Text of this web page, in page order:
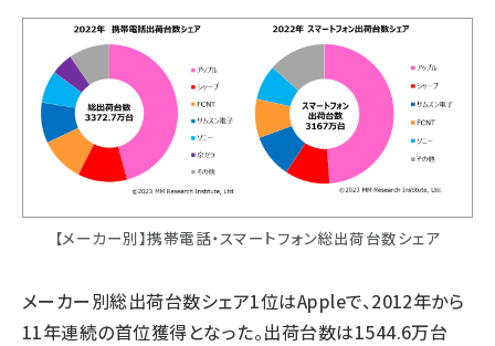
【メーカー別】携帯電話・スマートフォン総出荷台数シェア
メーカー別総出荷台数シェア1位はAppleで、2012年から
11年連続の首位獲得となった。出荷台数は1544.6万台